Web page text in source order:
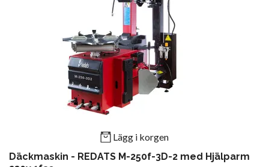
Lägg i korgen
Däckmaskin - REDATS M-250f-3D-2 med Hjälparm